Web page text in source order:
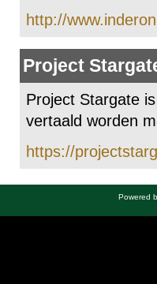
http://
Project
Project Stargate
vertaald worden
https://
Powered